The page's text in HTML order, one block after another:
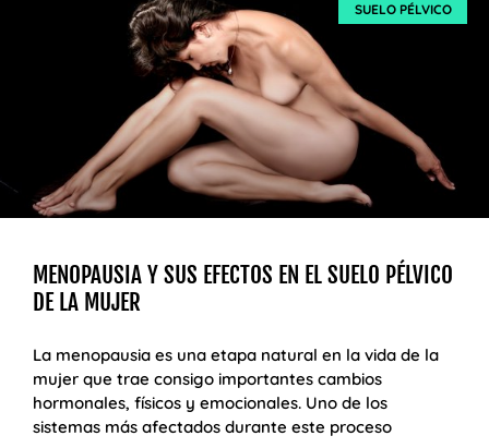
SUELO PÉLVICO
MENOPAUSIA Y SUS EFECTOS EN EL SUELO PÉLVICO
DE LA MUJER
La menopausia es una etapa natural en la vida de la
mujer que trae consigo importantes cambios
hormonales, físicos y emocionales. Uno de los
sistemas más afectados durante este proceso